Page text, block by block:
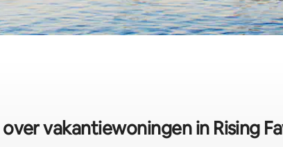
vakantiewoningen in Rising